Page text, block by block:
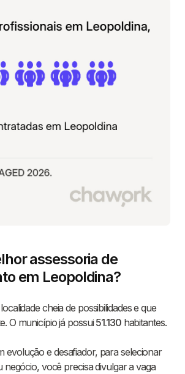
assessoria de
em Leopoldina?
cheia de possibilidades e que
O município já possui 51.130habitantes.
evolução e desafiador, para selecionar
negócio, você precisa divulgar a vaga